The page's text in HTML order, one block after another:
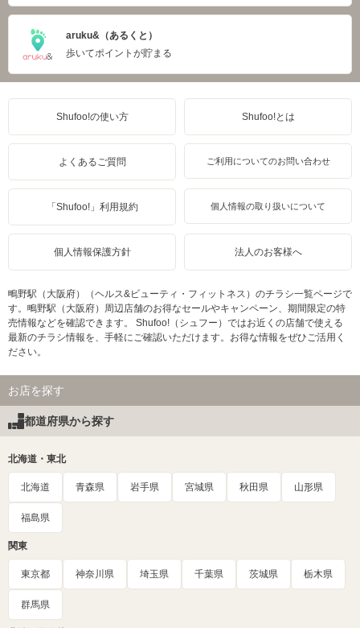
aruku&（あるくと）
歩いてポイントが貯まる
Shufoo!の使い方 Shufoo!とは
よくあるご質問 ご利用についてのお問い合わせ
「Shufoo!」利用規約 個人情報の取り扱いについて
個人情報保護方針 法人のお客様へ
鴫野駅（大阪府）（ヘルス&ビューティ・フィットネス）のチラシ一覧ページで
す。鴫野駅（大阪府）周辺店舗のお得なセールやキャンペーン、期間限定の特
売情報などを確認できます。 Shufoo!（シュフー）ではお近くの店舗で使える
最新のチラシ情報を、手軽にご確認いただけます。お得な情報をぜひご活用く
ださい。
お店を探す
都道府県から探す
北海道・東北
北海道 青森県 岩手県 宮城県 秋田県 山形県
福島県
関東
東京都 神奈川県 埼玉県 千葉県 茨城県 栃木県
群馬県